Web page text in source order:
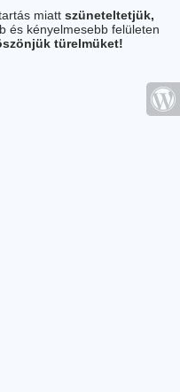
miatt szüneteltetjük,
és kényelmesebb felületen
türelmüket!